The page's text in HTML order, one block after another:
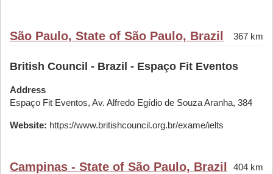
São Paulo, State of São Paulo, Brazil 367 km
British Council - Brazil - Espaço Fit Eventos
Address
Espaço Fit Eventos, Av. Alfredo Egídio de Souza Aranha, 384
Website: https://www.britishcouncil.org.br/exame/ielts
Campinas - State of São Paulo, Brazil 404 km